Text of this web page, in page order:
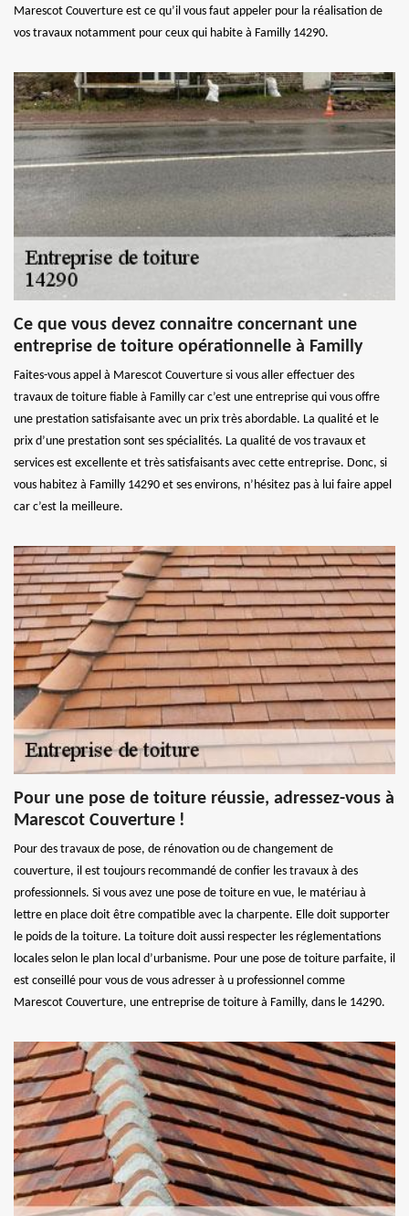
Marescot Couverture est ce qu’il vous faut appeler pour la réalisation de
vos travaux notamment pour ceux qui habite à Familly 14290.
Ce que vous devez connaitre concernant une
entreprise de toiture opérationnelle à Familly
Faites-vous appel à Marescot Couverture si vous aller effectuer des
travaux de toiture fiable à Familly car c’est une entreprise qui vous offre
une prestation satisfaisante avec un prix très abordable. La qualité et le
prix d’une prestation sont ses spécialités. La qualité de vos travaux et
services est excellente et très satisfaisants avec cette entreprise. Donc, si
vous habitez à Familly 14290 et ses environs, n’hésitez pas à lui faire appel
car c’est la meilleure.
Pour une pose de toiture réussie, adressez-vous à
Marescot Couverture !
Pour des travaux de pose, de rénovation ou de changement de
couverture, il est toujours recommandé de confier les travaux à des
professionnels. Si vous avez une pose de toiture en vue, le matériau à
lettre en place doit être compatible avec la charpente. Elle doit supporter
le poids de la toiture. La toiture doit aussi respecter les réglementations
locales selon le plan local d’urbanisme. Pour une pose de toiture parfaite, il
est conseillé pour vous de vous adresser à u professionnel comme
Marescot Couverture, une entreprise de toiture à Familly, dans le 14290.